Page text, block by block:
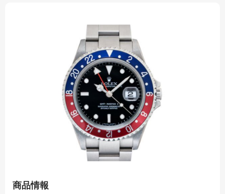
商品情報